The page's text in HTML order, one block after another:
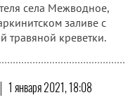
села Межводное,
заливе с
травяной креветки.
| 1 января 2021, 18:08